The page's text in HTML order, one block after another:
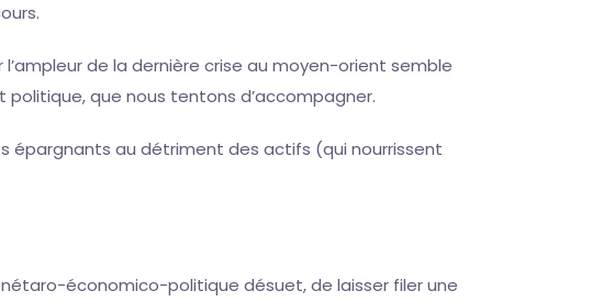
l’ampleur de la dernière crise au moyen-orient semble
que nous tentons d’accompagner.
épargnants au détriment des actifs (qui nourrissent
économico-politique désuet, de laisser filer une